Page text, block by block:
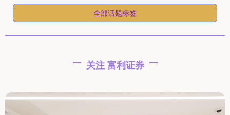
全部话题标签
关注 富利证券